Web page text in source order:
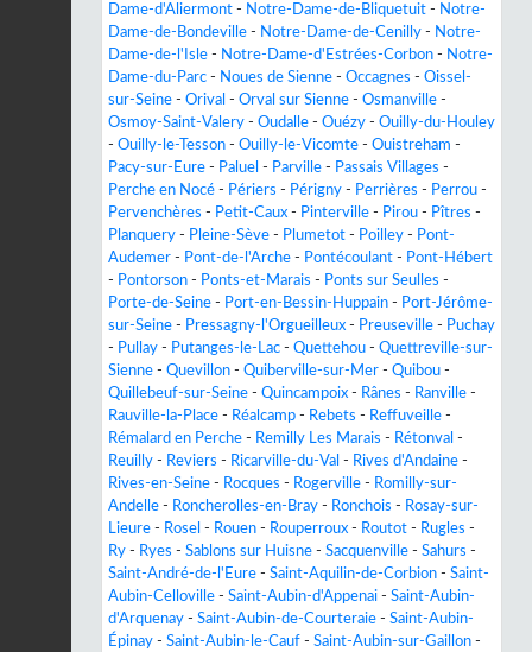
Dame-d'Aliermont - Notre-Dame-de-Bliquetuit - Notre-
Dame-de-Bondeville - Notre-Dame-de-Cenilly - Notre-
Dame-de-l'Isle - Notre-Dame-d'Estrées-Corbon - Notre-
Dame-du-Parc - Noues de Sienne - Occagnes - Oissel-
sur-Seine - Orival - Orval sur Sienne - Osmanville -
Osmoy-Saint-Valery - Oudalle - Ouézy - Ouilly-du-Houley
- Ouilly-le-Tesson - Ouilly-le-Vicomte - Ouistreham -
Pacy-sur-Eure - Paluel - Parville - Passais Villages -
Perche en Nocé - Périers - Périgny - Perrières - Perrou -
Pervenchères - Petit-Caux - Pinterville - Pirou - Pîtres -
Planquery - Pleine-Sève - Plumetot - Poilley - Pont-
Audemer - Pont-de-l'Arche - Pontécoulant - Pont-Hébert
- Pontorson - Ponts-et-Marais - Ponts sur Seulles -
Porte-de-Seine - Port-en-Bessin-Huppain - Port-Jérôme-
sur-Seine - Pressagny-l'Orgueilleux - Preuseville - Puchay
- Pullay - Putanges-le-Lac - Quettehou - Quettreville-sur-
Sienne - Quevillon - Quiberville-sur-Mer - Quibou -
Quillebeuf-sur-Seine - Quincampoix - Rânes - Ranville -
Rauville-la-Place - Réalcamp - Rebets - Reffuveille -
Rémalard en Perche - Remilly Les Marais - Rétonval -
Reuilly - Reviers - Ricarville-du-Val - Rives d'Andaine -
Rives-en-Seine - Rocques - Rogerville - Romilly-sur-
Andelle - Roncherolles-en-Bray - Ronchois - Rosay-sur-
Lieure - Rosel - Rouen - Rouperroux - Routot - Rugles -
Ry - Ryes - Sablons sur Huisne - Sacquenville - Sahurs -
Saint-André-de-l'Eure - Saint-Aquilin-de-Corbion - Saint-
Aubin-Celloville - Saint-Aubin-d'Appenai - Saint-Aubin-
d'Arquenay - Saint-Aubin-de-Courteraie - Saint-Aubin-
Épinay - Saint-Aubin-le-Cauf - Saint-Aubin-sur-Gaillon -